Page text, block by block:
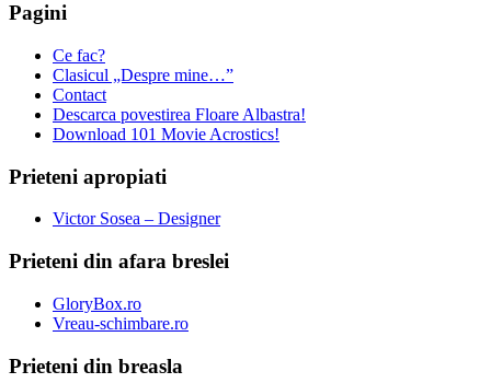
Pagini
Ce fac?
Clasicul „Despre mine…”
Contact
Descarca povestirea Floare Albastra!
Download 101 Movie Acrostics!
Prieteni apropiati
Victor Sosea – Designer
Prieteni din afara breslei
GloryBox.ro
Vreau-schimbare.ro
Prieteni din breasla